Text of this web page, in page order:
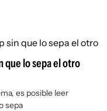
que lo sepa el otro
es posible leer
sepa